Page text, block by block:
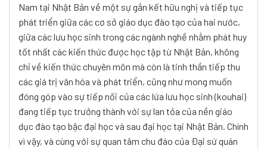
Nam tại Nhật Bản về một sự gắn kết hữu nghị và tiếp tục
phát triển giữa các cơ sở giáo dục đào tạo của hai nước,
giữa các lưu học sinh trong các ngành nghề nhằm phát huy
tốt nhất các kiến thức được học tập từ Nhật Bản, không
chỉ về kiến thức chuyên môn mà còn là tinh thần tiếp thu
các giá trị văn hóa và phát triển, cũng như mong muốn
đóng góp vào sự tiếp nối của các lứa lưu học sinh (kouhai)
đang tiếp tục trưởng thành với sự lan tỏa của nền giáo
dục đào tạo bậc đại học và sau đại học tại Nhật Bản. Chính
vì vậy, và cùng với sự quan tâm chu đáo của Đại sứ quán